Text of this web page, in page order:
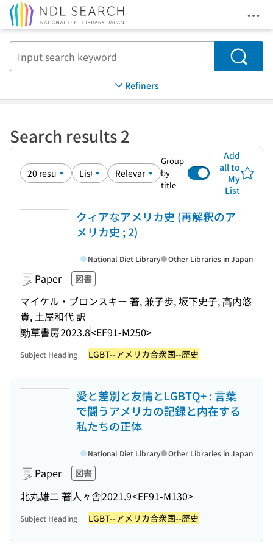
Search
Refiners
Search results 2
Group
by
title
Add
all to
My
List
クィアなアメリカ史 (再解釈のア
メリカ史 ; 2)
Paper 図書
マイケル・ブロンスキー 著, 兼子歩, 坂下史子, 髙内悠
貴, 土屋和代 訳
勁草書房2023.8<EF91-M250>
National Diet Library Other Libraries in Japan
Subject Heading LGBT--アメリカ合衆国--歴史
愛と差別と友情とLGBTQ+ : 言葉
で闘うアメリカの記録と内在する
私たちの正体
Paper 図書
北丸雄二 著人々舎2021.9<EF91-M130>
National Diet Library Other Libraries in Japan
Subject Heading LGBT--アメリカ合衆国--歴史